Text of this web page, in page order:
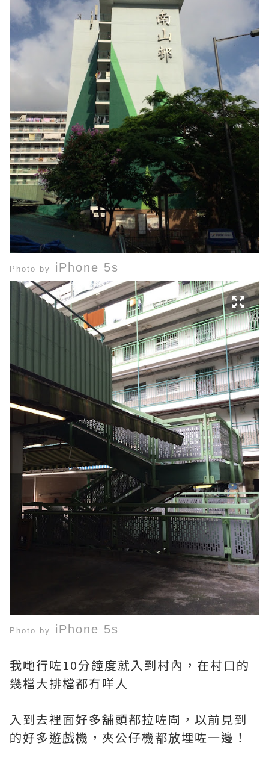
Photo by iPhone 5s
Photo by iPhone 5s
我哋行咗10分鐘度就入到村內，在村口的
幾檔大排檔都冇咩人
入到去裡面好多舖頭都拉咗閘，以前見到
的好多遊戲機，夾公仔機都放埋咗一邊！